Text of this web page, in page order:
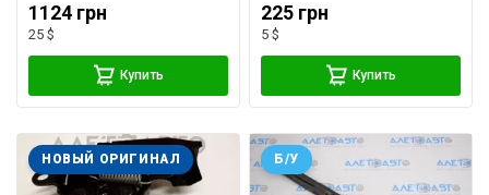
1124 грн
25 $
Купить
225 грн
5 $
Купить
НОВЫЙ ОРИГИНАЛ Б/У